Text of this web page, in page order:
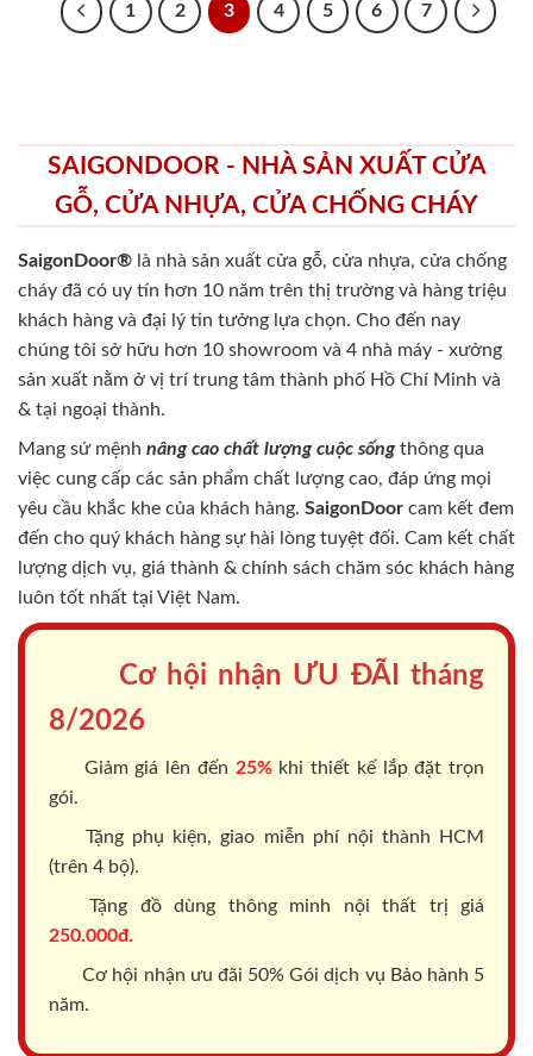
1 2 3 4 5 6 7
SAIGONDOOR - NHÀ SẢN XUẤT CỬA
GỖ, CỬA NHỰA, CỬA CHỐNG CHÁY
SaigonDoor® là nhà sản xuất cửa gỗ, cửa nhựa, cửa chống
cháy đã có uy tín hơn 10 năm trên thị trường và hàng triệu
khách hàng và đại lý tin tưởng lựa chọn. Cho đến nay
chúng tôi sở hữu hơn 10 showroom và 4 nhà máy - xưởng
sản xuất nằm ở vị trí trung tâm thành phố Hồ Chí Minh và
& tại ngoại thành.
Mang sứ mệnh nâng cao chất lượng cuộc sốngthông qua
việc cung cấp các sản phẩm chất lượng cao, đáp ứng mọi
yêu cầu khắc khe của khách hàng. SaigonDoor cam kết đem
đến cho quý khách hàng sự hài lòng tuyệt đối. Cam kết chất
lượng dịch vụ, giá thành & chính sách chăm sóc khách hàng
luôn tốt nhất tại Việt Nam.
Cơ hội nhận ƯU ĐÃI tháng
8/2026
Giảm giá lên đến 25%khi thiết kế lắp đặt trọn
gói.
Tặng phụ kiện, giao miễn phí nội thành HCM
(trên 4 bộ).
Tặng đồ dùng thông minh nội thất trị giá
250.000đ.
Cơ hội nhận ưu đãi 50% Gói dịch vụ Bảo hành 5
năm.